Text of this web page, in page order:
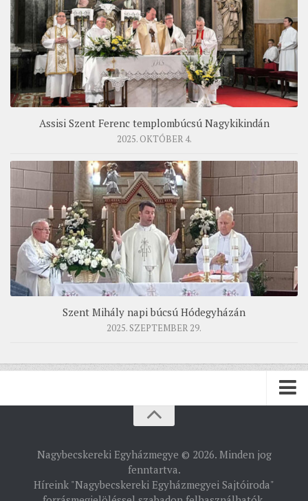
Assisi Szent Ferenc templombúcsú Nagykikindán
2025. OKTÓBER 4.
Szent Mihály napi búcsú Hódegyházán
2025. SZEPTEMBER 29.
TÖRTÉNELEM
Nagybecskereki Egyházmegye © 2026. Minden jog
fenntartva.
Híreink "Nagybecskereki Egyházmegyei Sajtóiroda"